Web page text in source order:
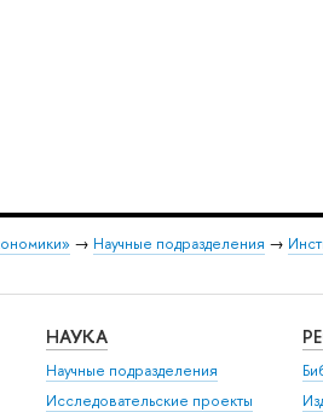
→ Научные подразделения →
НАУКА
Научные подразделения
Исследовательские проекты